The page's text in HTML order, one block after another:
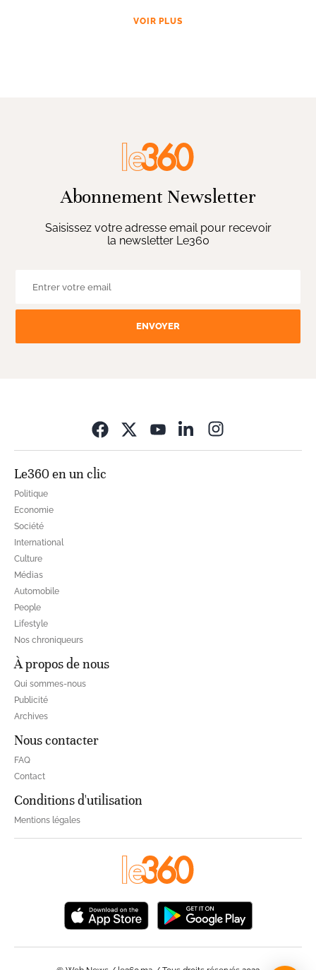
VOIR PLUS
Abonnement Newsletter
Saisissez votre adresse email pour recevoir
la newsletter Le360
ENVOYER
Le360 en un clic
Politique
Economie
Société
International
Culture
Médias
Automobile
People
Lifestyle
Nos chroniqueurs
À propos de nous
Qui sommes-nous
Publicité
Archives
Nous contacter
FAQ
Contact
Conditions d'utilisation
Mentions légales